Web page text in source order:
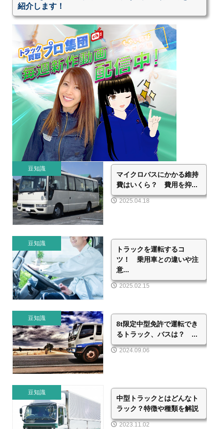
豆知識
マイクロバスにかかる維持
費はいくら？ 費用を抑...
2025.04.18
豆知識
トラックを運転するコ
ツ！ 乗用車との違いや注
意...
2025.02.15
豆知識
8t限定中型免許で運転でき
るトラック、バスは？ ...
2024.09.06
豆知識
中型トラックとはどんなト
ラック？特徴や種類を解説
2023.11.02
紹介します！